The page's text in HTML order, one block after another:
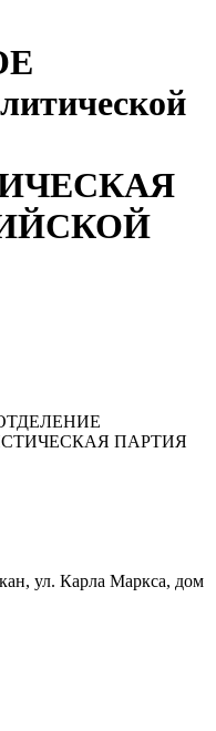
ПАРТИЯ
ул. Карла Маркса, дом